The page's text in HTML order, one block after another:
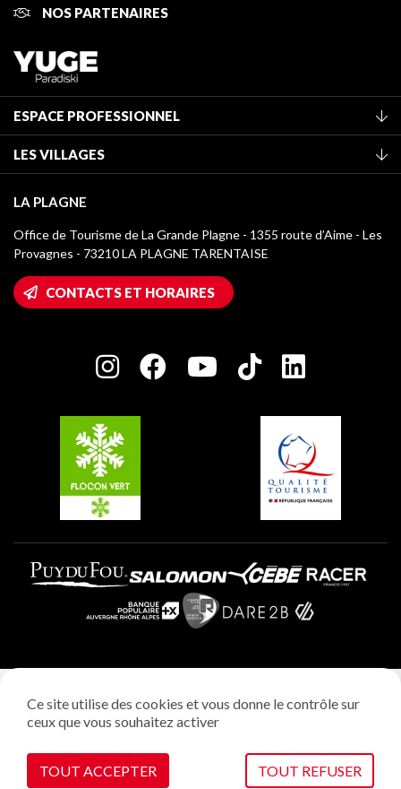
NOS PARTENAIRES
ESPACE PROFESSIONNEL
Classement des meublés
Taxe de séjour
Médiathèque
Logos La Plagne
Accès Wifi
Maison des Propriétaires
Charte des Acteurs Engagés
LES VILLAGES
Montchavin - Les Coches
Champagny-en-Vanoise
Plagne 1800
Plagne Villages
Plagne Aime 2000
LA PLAGNE
Office de Tourisme de La Grande Plagne - 1355 route d’Aime - Les
Provagnes - 73210 LA PLAGNE TARENTAISE
CONTACTS ET HORAIRES
Gestion des cookies
Ce site utilise des cookies et vous donne le contrôle sur
ceux que vous souhaitez activer
TOUT ACCEPTER TOUT REFUSER